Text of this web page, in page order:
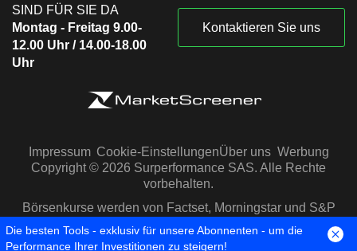
SIND FÜR SIE DA
Montag - Freitag 9.00-
12.00 Uhr / 14.00-18.00
Uhr
Kontaktieren Sie uns
Impressum Cookie-EinstellungenÜber uns Werbung
Copyright © 2026 Surperformance SAS. Alle Rechte
vorbehalten.
Börsenkurse werden von Factset, Morningstar und S&P
Capital IQ zur Verfügung gestellt
Die besten Tools - exklusiv für unsere Abonnenten - um die
Performance Ihrer Investitionen zu steigern!